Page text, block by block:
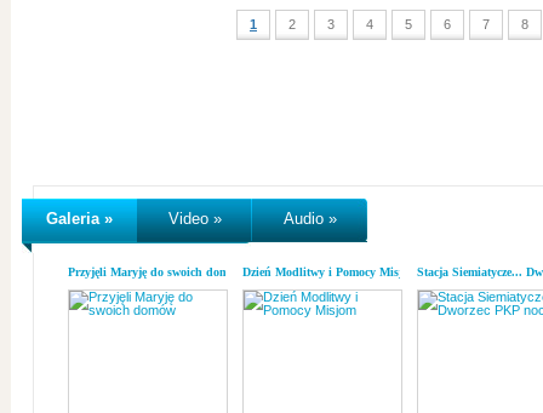
1 2 3 4 5 6 7 8
Galeria » Video » Audio »
Przyjęli Maryję do swoich domówDzień Modlitwy i Pomocy MisjomStacja Siemiatycze...